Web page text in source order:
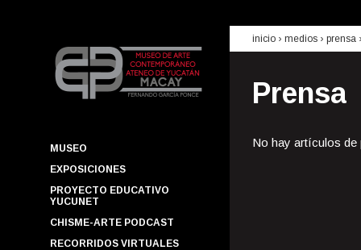
MUSEO
EXPOSICIONES
PROYECTO EDUCATIVO
YUCUNET
CHISME-ARTE PODCAST
RECORRIDOS VIRTUALES
inicio › medios › prensa
Prensa
No hay artículos de